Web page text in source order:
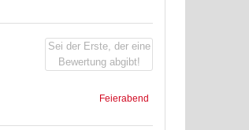
Feierabend
Sei der Erste, der eine
Bewertung abgibt!